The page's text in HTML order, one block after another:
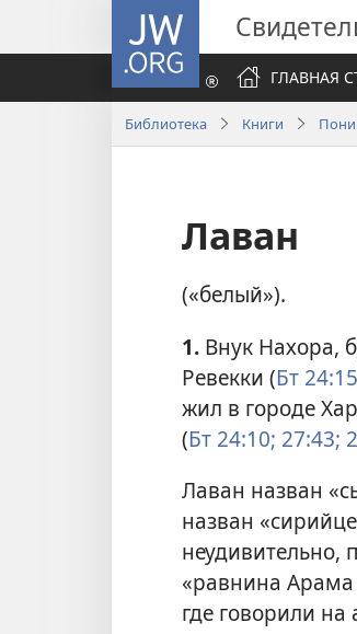
JW.ORG
ГЛАВНАЯ
Библиотека Книги
Лаван
(«белый»).
1. Внук Нахора,
Ревекки (Бт
жил в городе
(Бт 24:10; 27:43;
Лаван назван
назван
неудивительно,
«равнина
где говорили